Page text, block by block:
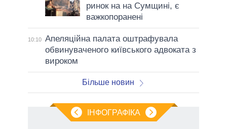
ринок на на Сумщині, є
важкопоранені
10:10 Апеляційна палата оштрафувала
обвинуваченого київського адвоката з
вироком
Більше новин
ІНФОГРАФІКА